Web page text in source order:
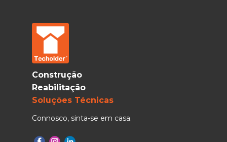
Construção
Reabilitação
Soluções Técnicas
Connosco, sinta-se em casa.